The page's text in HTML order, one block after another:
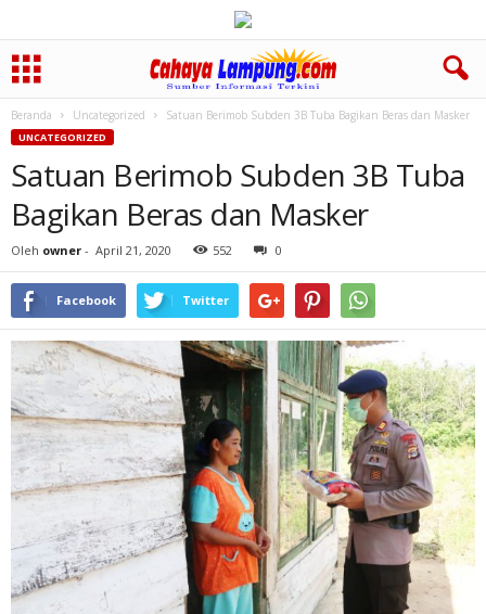
Beranda Uncategorized Satuan Berimob Subden 3B Tuba Bagikan Beras dan Masker
UNCATEGORIZED
Satuan Berimob Subden 3B Tuba
Bagikan Beras dan Masker
Oleh owner - April 21, 2020 552 0
Facebook Twitter